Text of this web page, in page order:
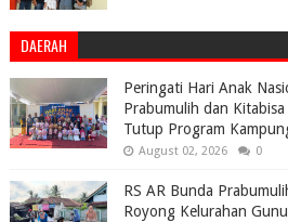
DAERAH
Peringati Hari Anak
Prabumulih dan
Tutup Program
August 02, 2026 0
RS AR Bunda
Royong Kelurahan